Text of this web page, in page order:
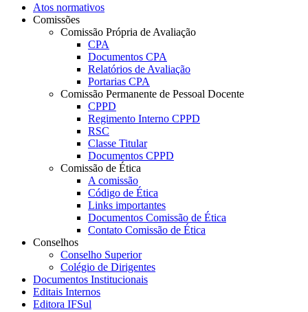
Atos normativos
Comissões
Comissão Própria de Avaliação
CPA
Documentos CPA
Relatórios de Avaliação
Portarias CPA
Comissão Permanente de Pessoal Docente
CPPD
Regimento Interno CPPD
RSC
Classe Titular
Documentos CPPD
Comissão de Ética
A comissão
Código de Ética
Links importantes
Documentos Comissão de Ética
Contato Comissão de Ética
Conselhos
Conselho Superior
Colégio de Dirigentes
Documentos Institucionais
Editais Internos
Editora IFSul